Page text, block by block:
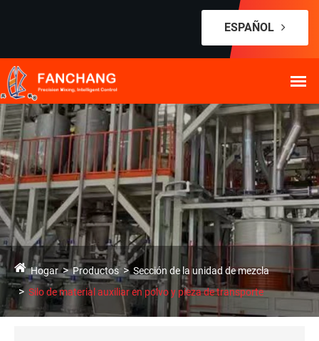
ESPAÑOL
Hogar Productos
Sección de la unidad de mezcla
Silo de material auxiliar en polvo y pieza de transporte